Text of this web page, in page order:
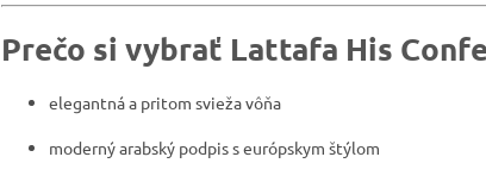
Prečo si vybrať Lattafa His
elegantná a pritom svieža vôňa
moderný arabský podpis s európskym štýlom